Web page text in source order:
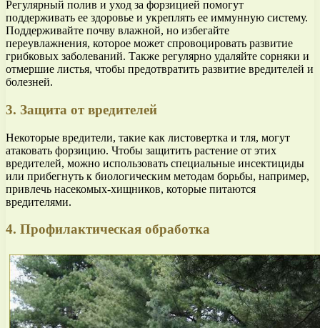
Регулярный полив и уход за форзицией помогут
поддерживать ее здоровье и укреплять ее иммунную систему.
Поддерживайте почву влажной, но избегайте
переувлажнения, которое может спровоцировать развитие
грибковых заболеваний. Также регулярно удаляйте сорняки и
отмершие листья, чтобы предотвратить развитие вредителей и
болезней.
3. Защита от вредителей
Некоторые вредители, такие как листовертка и тля, могут
атаковать форзицию. Чтобы защитить растение от этих
вредителей, можно использовать специальные инсектициды
или прибегнуть к биологическим методам борьбы, например,
привлечь насекомых-хищников, которые питаются
вредителями.
4. Профилактическая обработка